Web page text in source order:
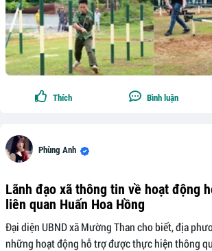
Thích Bình luận
Phùng Anh
Lãnh đạo xã thông tin về hoạt động
liên quan Huấn Hoa Hồng
Đại diện UBND xã Mường Than cho biết, địa
những hoạt động hỗ trợ được thực hiện thông